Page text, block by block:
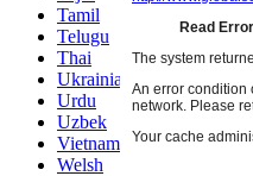
Tamil
Telugu
Thai
Ukrainian
Urdu
Uzbek
Vietnamese
Welsh